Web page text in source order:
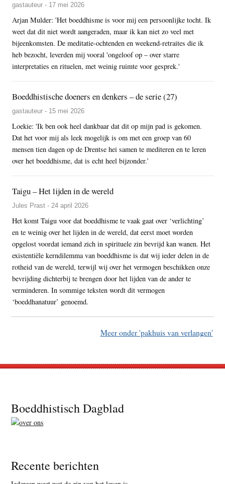
gastauteur - 17 mei 2026
Arjan Mulder: 'Het boeddhisme is voor mij een persoonlijke tocht. Ik
weet dat dit niet wordt aangeraden, maar ik kan niet zo veel met
bijeenkomsten. De meditatie-ochtenden en weekend-retraites die ik
heb bezocht, leverden mij vooral 'ongeloof op – over starre
interpretaties en rituelen, met weinig ruimte voor gesprek.'
Boeddhistische doeners en denkers – de serie (27)
gastauteur - 15 mei 2026
Loekie: 'Ik ben ook heel dankbaar dat dit op mijn pad is gekomen.
Dat het voor mij als leek mogelijk is om met een groep van 60
mensen tien dagen op de Drentse hei samen te mediteren en te leren
over het boeddhisme, dat is echt heel bijzonder.’
Taigu – Het lijden in de wereld
Jules Prast - 24 april 2026
Het komt Taigu voor dat boeddhisme te vaak gaat over ‘verlichting’
en te weinig over het lijden in de wereld, dat eerst moet worden
opgelost voordat iemand zich in spirituele zin bevrijd kan wanen. Het
existentiële kerndilemma van boeddhisme is dat wij ieder delen in de
rotheid van de wereld, terwijl wij over het vermogen beschikken onze
bevrijding dichterbij te brengen door het lijden van de ander te
verminderen. In sommige teksten wordt dit vermogen
‘boeddhanatuur’ genoemd.
Meer onder 'pakhuis van verlangen'
Footer
Boeddhistisch Dagblad
Recente berichten